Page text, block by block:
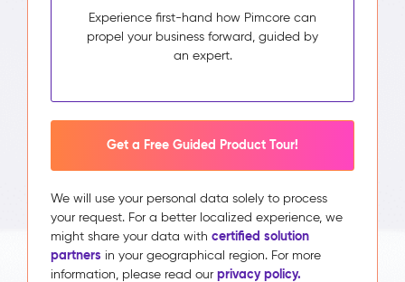
Experience first-hand how Pimcore can
propel your business forward, guided by
an expert.
Get a Free Guided Product Tour!
We will use your personal data solely to process
your request. For a better localized experience, we
might share your data with certified solution
partners in your geographical region. For more
information, please read our privacy policy.